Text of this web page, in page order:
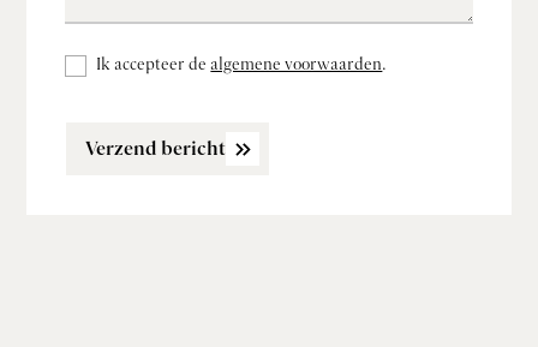
Ik accepteer dealgemene voorwaarden.
Verzend bericht